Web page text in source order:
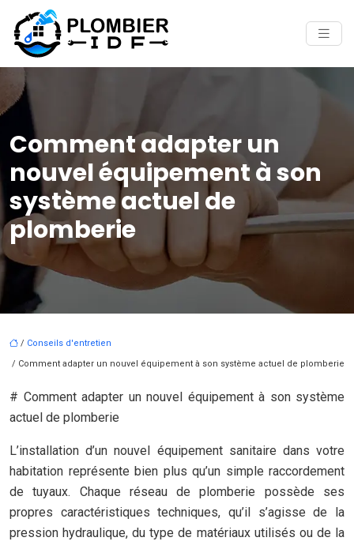
Comment adapter un
nouvel équipement à son
système actuel de
plomberie
/ Conseils d'entretien
/ Comment adapter un nouvel équipement à son système actuel de plomberie
# Comment adapter un nouvel équipement à son système
actuel de plomberie
L’installation d’un nouvel équipement sanitaire dans votre
habitation représente bien plus qu’un simple raccordement
de tuyaux. Chaque réseau de plomberie possède ses
propres caractéristiques techniques, qu’il s’agisse de la
pression hydraulique, du type de matériaux utilisés ou de la